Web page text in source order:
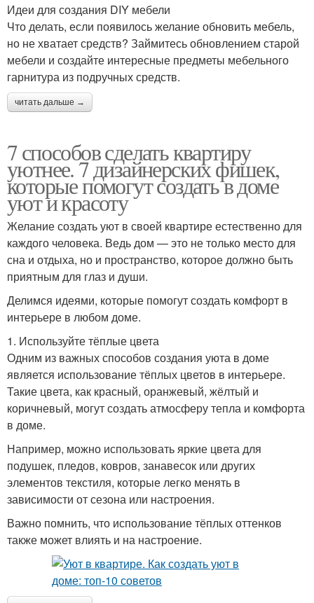
Идеи для создания DIY мебели
Что делать, если появилось желание обновить мебель,
но не хватает средств? Займитесь обновлением старой
мебели и создайте интересные предметы мебельного
гарнитура из подручных средств.
читать дальше →
7 способов сделать квартиру
уютнее. 7 дизайнерских фишек,
которые помогут создать в доме
уют и красоту
Желание создать уют в своей квартире естественно для
каждого человека. Ведь дом — это не только место для
сна и отдыха, но и пространство, которое должно быть
приятным для глаз и души.
Делимся идеями, которые помогут создать комфорт в
интерьере в любом доме.
1. Используйте тёплые цвета
Одним из важных способов создания уюта в доме
является использование тёплых цветов в интерьере.
Такие цвета, как красный, оранжевый, жёлтый и
коричневый, могут создать атмосферу тепла и комфорта
в доме.
Например, можно использовать яркие цвета для
подушек, пледов, ковров, занавесок или других
элементов текстиля, которые легко менять в
зависимости от сезона или настроения.
Важно помнить, что использование тёплых оттенков
также может влиять и на настроение.